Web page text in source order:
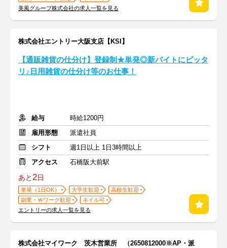
美風グループ株式会社の求人一覧を見る
株式会社エントリー大阪支店【KSI】
【通販雑貨の仕分け】登録制★単発◎新バイトにピッタ
リ♪日用雑貨の仕分け等のお仕事！
給与
時給1200円
雇用形態
派遣社員
シフト
週1日以上 1日3時間以上
アクセス
石橋阪大前駅
あと2日
単発（1日OK） 大学生歓迎
高校生歓迎
副業・Ｗワーク歓迎
ネイル可
エントリーの求人一覧を見る
株式会社マイワーク 茨木営業所 （2650812000※AP・派